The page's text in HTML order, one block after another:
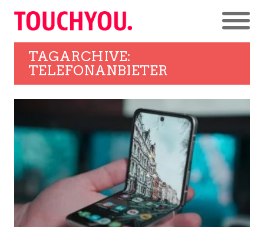
TAGARCHIVE:
TELEFONANBIETER